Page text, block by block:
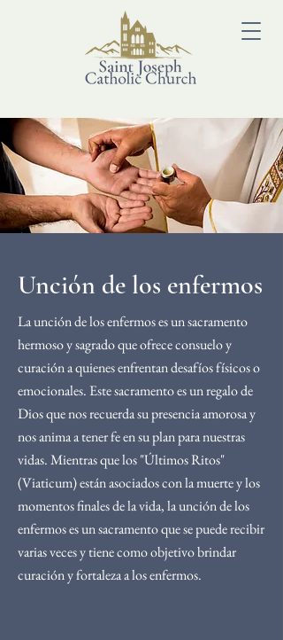
Unción de los enfermos
La unción de los enfermos es un sacramento
hermoso y sagrado que ofrece consuelo y
curación a quienes enfrentan desafíos físicos o
emocionales. Este sacramento es un regalo de
Dios que nos recuerda su presencia amorosa y
nos anima a tener fe en su plan para nuestras
vidas. Mientras que los "Últimos Ritos"
(Viaticum) están asociados con la muerte y los
momentos finales de la vida, la unción de los
enfermos es un sacramento que se puede recibir
varias veces y tiene como objetivo brindar
curación y fortaleza a los enfermos.